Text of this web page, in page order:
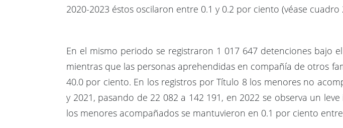
2020-2023 éstos oscilaron entre 0.1 y 0.2 por ciento (véase cuadro
En el mismo periodo se registraron 1 017 647 detenciones bajo
mientras que las personas aprehendidas en compañía de otros
40.0 por ciento. En los registros por Título 8 los menores no
y 2021, pasando de 22 082 a 142 191, en 2022 se observa un
los menores acompañados se mantuvieron en 0.1 por ciento